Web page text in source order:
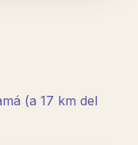
(a 17 km del